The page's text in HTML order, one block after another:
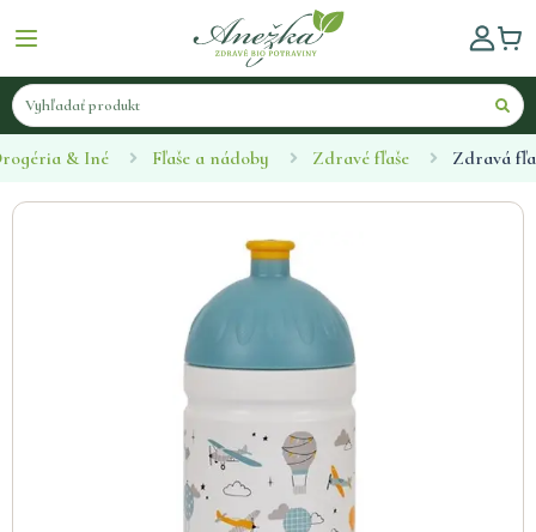
& Iné Fľaše a nádoby Zdravé fľaše Zdravá